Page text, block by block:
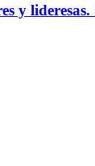
y lideresas.